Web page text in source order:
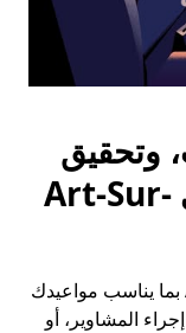
وتحقيق
ما تحتاج إليه من ربح في Art-Sur-
حقِّق الأرباح في مدينة Art-Sur-Meurthe بما يناسب مواعيدك
المشاوير، أو